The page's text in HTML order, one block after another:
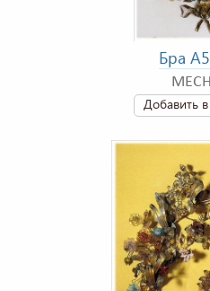
Бра
Добавить